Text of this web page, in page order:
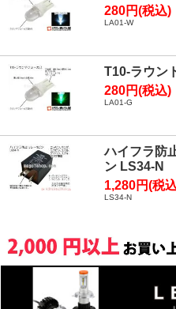
280円(税込)
LA01-W
T10-ラウン
280円(税込)
LA01-G
ハイフラ防
ン LS34-N
1,280円(税
LS34-N